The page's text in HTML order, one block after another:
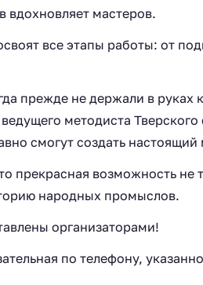
вдохновляет мастеров.
все этапы работы: от
прежде не держали в руках
методиста
смогут создать
прекрасная возможность не
народных промыслов.
организаторами!
по телефону,